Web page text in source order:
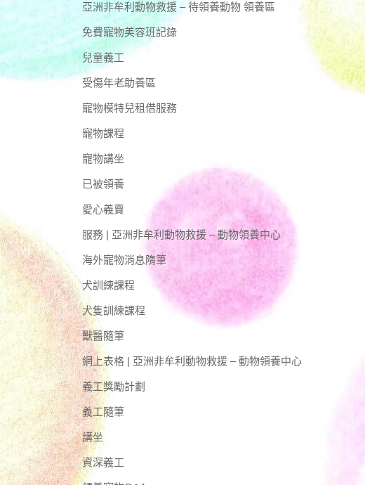
亞洲非牟利動物救援 – 待領養動物 領養區
免費寵物美容班記錄
兒童義工
受傷年老助養區
寵物模特兒租借服務
寵物課程
寵物講坐
已被領養
愛心義賣
服務 | 亞洲非牟利動物救援 – 動物領養中心
海外寵物消息隋筆
犬訓練課程
犬隻訓練課程
獸醫隨筆
網上表格 | 亞洲非牟利動物救援 – 動物領養中心
義工獎勵計劃
義工隨筆
講坐
資深義工